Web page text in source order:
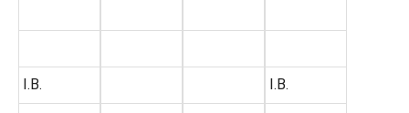
I.B. I.B.